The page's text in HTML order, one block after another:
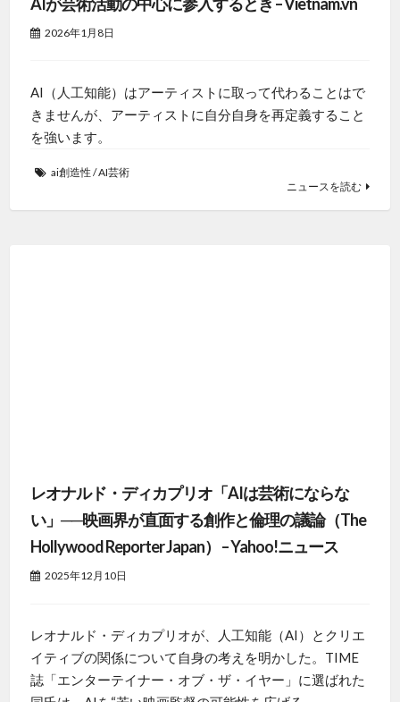
2026年1月8日
AI（人工知能）はアーティストに取って代わることはで
きませんが、アーティストに自分自身を再定義すること
を強います。
ai創造性/AI芸術
ニュースを読む
レオナルド・ディカプリオ「AIは芸術にならな
い」──映画界が直面する創作と倫理の議論（The
Hollywood Reporter Japan） – Yahoo!ニュース
2025年12月10日
レオナルド・ディカプリオが、人工知能（AI）とクリエ
イティブの関係について自身の考えを明かした。TIME
誌「エンターテイナー・オブ・ザ・イヤー」に選ばれた